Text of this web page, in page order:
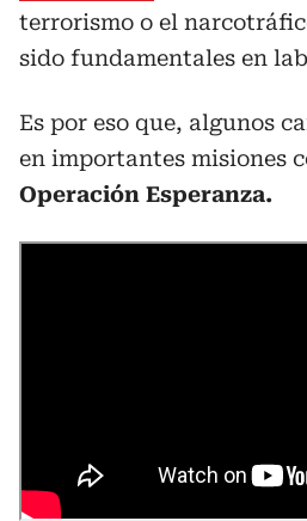
terrorismo o el
sido fundamentales en
Es por eso que, algunos
en importantes misiones
Operación Esperanza.